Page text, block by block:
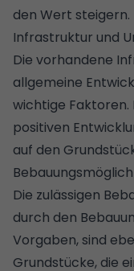
den Wert steigern.
Infrastruktur und
Die vorhandene
allgemeine
wichtige Faktoren.
positiven
auf den
Die zulässigen
durch den
Vorgaben, sind
Grundstücke, die